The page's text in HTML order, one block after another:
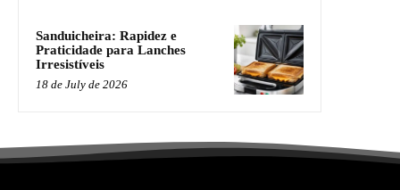
Sanduicheira: Rapidez e
Praticidade para Lanches
Irresistíveis
18 de July de 2026